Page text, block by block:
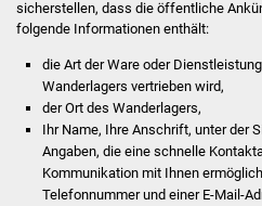
sicherstellen, dass die öffentliche
folgende Informationen enthält:
die Art der Ware oder
Wanderlagers vertrieben wird,
der Ort des Wanderlagers,
Ihr Name, Ihre Anschrift, unter der
Angaben, die eine schnelle
Kommunikation mit Ihnen
Telefonnummer und einer E-Mail-